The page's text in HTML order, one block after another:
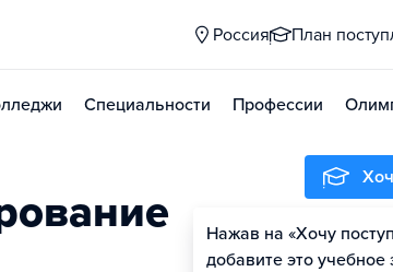
Россия План
Специальности Профессии
Нажав на «Хочу
добавите это учебное